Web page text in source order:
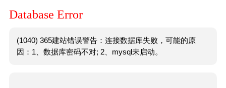
Database Error
(1040) 365建站错误警告：连接数据库失败，可能的原
因：1、数据库密码不对; 2、mysql未启动。